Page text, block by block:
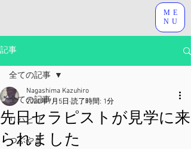
ME
NU
記事
全ての記事
リハビリ
つぶやき
全ての記事
先日セラピストが見学に来
られました
Nagashima Kazuhiro
2020年7月5日 読了時間: 1分